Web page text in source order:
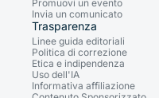
Promuovi un evento
Invia un comunicato
Trasparenza
Linee guida editoriali
Politica di correzione
Etica e indipendenza
Uso dell'IA
Informativa affiliazione